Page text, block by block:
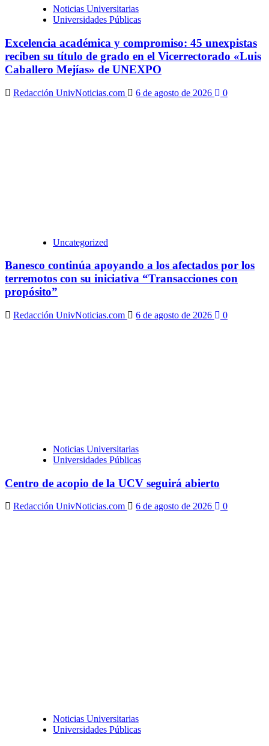
Noticias Universitarias
Universidades Públicas
Excelencia académica y compromiso: 45 unexpistas
reciben su título de grado en el Vicerrectorado «Luis
Caballero Mejías» de UNEXPO
Redacción UnivNoticias.com 6 de agosto de 2026 0
Uncategorized
Banesco continúa apoyando a los afectados por los
terremotos con su iniciativa “Transacciones con
propósito”
Redacción UnivNoticias.com 6 de agosto de 2026 0
Noticias Universitarias
Universidades Públicas
Centro de acopio de la UCV seguirá abierto
Redacción UnivNoticias.com 6 de agosto de 2026 0
Noticias Universitarias
Universidades Públicas